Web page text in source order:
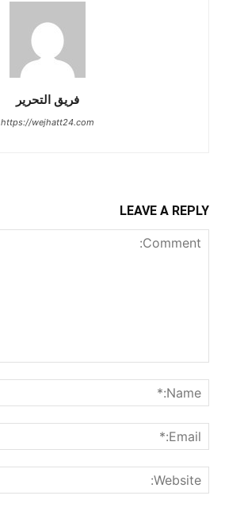
فريق التحرير
https://wejhatt24.com
LEAVE A REPLY